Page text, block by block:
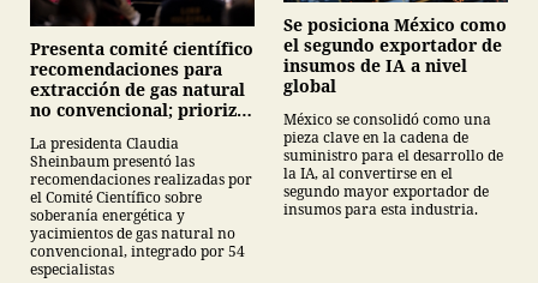
Presenta comité científico
recomendaciones para
extracción de gas natural
no convencional; prioriza
descarta yacimiento
Tampico-Misantla
La presidenta Claudia
Sheinbaum presentó las
recomendaciones realizadas por
el Comité Científico sobre
soberanía energética y
yacimientos de gas natural no
convencional, integrado por 54
especialistas
Se posiciona México como
el segundo exportador de
insumos de IA a nivel
global
México se consolidó como una
pieza clave en la cadena de
suministro para el desarrollo de
la IA, al convertirse en el
segundo mayor exportador de
insumos para esta industria.